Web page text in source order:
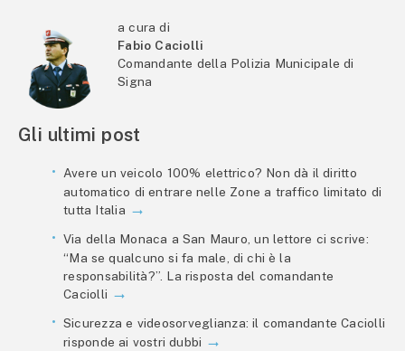
a cura di
Fabio Caciolli
Comandante della Polizia Municipale di
Signa
Gli ultimi post
Avere un veicolo 100% elettrico? Non dà il diritto
automatico di entrare nelle Zone a traffico limitato di
tutta Italia
Via della Monaca a San Mauro, un lettore ci scrive:
“Ma se qualcuno si fa male, di chi è la
responsabilità?”. La risposta del comandante
Caciolli
Sicurezza e videosorveglianza: il comandante Caciolli
risponde ai vostri dubbi